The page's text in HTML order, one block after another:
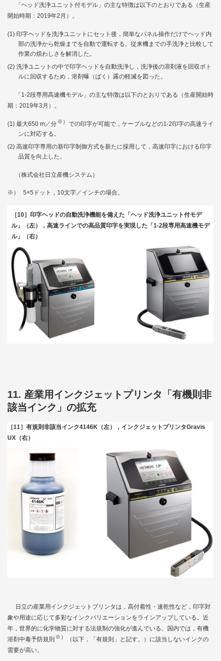
「ヘッド洗浄ユニット付モデル」の主な特徴は以下のとおりである（生産
開始時期：2019年2月）。
印字ヘッドを洗浄ユニットにセット後，簡単なパネル操作だけでヘッド内
部の洗浄から乾燥までを自動で運転する。従来機までの手洗浄と比較して
作業の煩わしさを解消した。
洗浄ユニットの中で印字ヘッドを自動洗浄し，洗浄後の溶剤液を回収ボト
ルに回収するため，溶剤曝（ばく）露の軽減を図った。
「1-2段専用高速機モデル」の主な特徴は以下のとおりである（生産開始時
期：2019年3月）。
最大650 m／分※） での印字が可能で，ケーブルなどの1-2印字の高速ライ
ンに対応する。
高速印字専用の新印字制御方式を新たに採用して，高速印字における印字
品質を向上した。
（株式会社日立産機システム）
※） 5×5ドット，10文字／インチの場合。
［10］印字ヘッドの自動洗浄機能を備えた「ヘッド洗浄ユニット付モデ
ル」（左），高速ラインでの高品質印字を実現した「1-2段専用高速機モデ
ル」（右）
11. 産業用インクジェットプリンタ「有機則非
該当インク」の拡充
［11］有規則非該当インク4146K（左），インクジェットプリンタGravis
UX（右）
日立の産業用インクジェットプリンタは，高付着性・速乾性など，印字対
象や用途に応じて多彩なインクバリエーションをラインアップしている。近
年，世界的に化学物質に対する法規制の強化が進んでいる。国内では，有機
溶剤中毒予防規則 ※）
（以下，「有規則」と記す。）に該当しないインクの
需要が高い。